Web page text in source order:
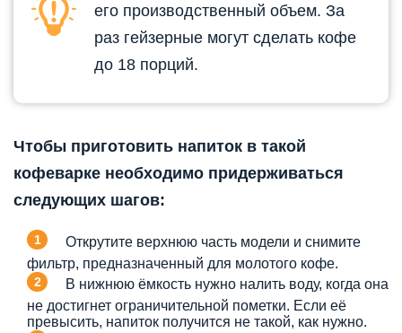
его производственный объем. За
раз гейзерные могут сделать кофе
до 18 порций.
Чтобы приготовить напиток в такой
кофеварке необходимо придерживаться
следующих шагов:
Открутите верхнюю часть модели и снимите
фильтр, предназначенный для молотого кофе.
В нижнюю ёмкость нужно налить воду, когда она
не достигнет ограничительной пометки. Если её
превысить, напиток получится не такой, как нужно.